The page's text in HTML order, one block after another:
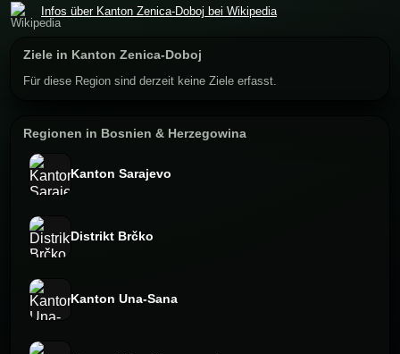
Infos über Kanton Zenica-Doboj bei Wikipedia
Ziele in Kanton Zenica-Doboj
Für diese Region sind derzeit keine Ziele erfasst.
Regionen in Bosnien & Herzegowina
Kanton Sarajevo
Distrikt Brčko
Kanton Una-Sana